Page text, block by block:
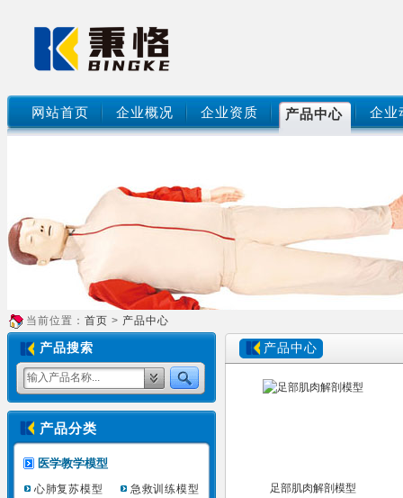
网站首页 企业概况 企业资质 产品中心 企业
当前位置： 首页 > 产品中心
产品中心
足部肌肉解剖模型
产品搜索
产品分类
医学教学模型
心肺复苏模型
急救训练模型